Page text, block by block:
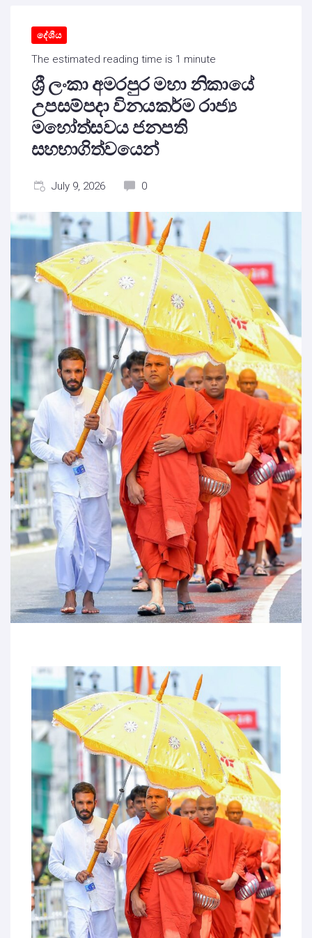
දේශීය
The estimated reading time is 1 minute
ශ්‍රී ලංකා අමරපුර මහා නිකායේ
උපසම්පදා විනයකර්ම රාජ්‍ය
මහෝත්සවය ජනපති
සහභාගිත්වයෙන්
July 9, 2026 0